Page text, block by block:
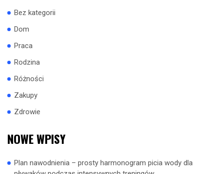
Bez kategorii
Dom
Praca
Rodzina
Różności
Zakupy
Zdrowie
NOWE WPISY
Plan nawodnienia – prosty harmonogram picia wody dla